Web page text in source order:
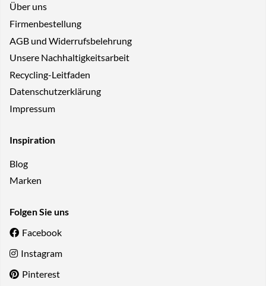
Über uns
Firmenbestellung
AGB und Widerrufsbelehrung
Unsere Nachhaltigkeitsarbeit
Recycling-Leitfaden
Datenschutzerklärung
Impressum
Inspiration
Blog
Marken
Folgen Sie uns
Facebook
Instagram
Pinterest